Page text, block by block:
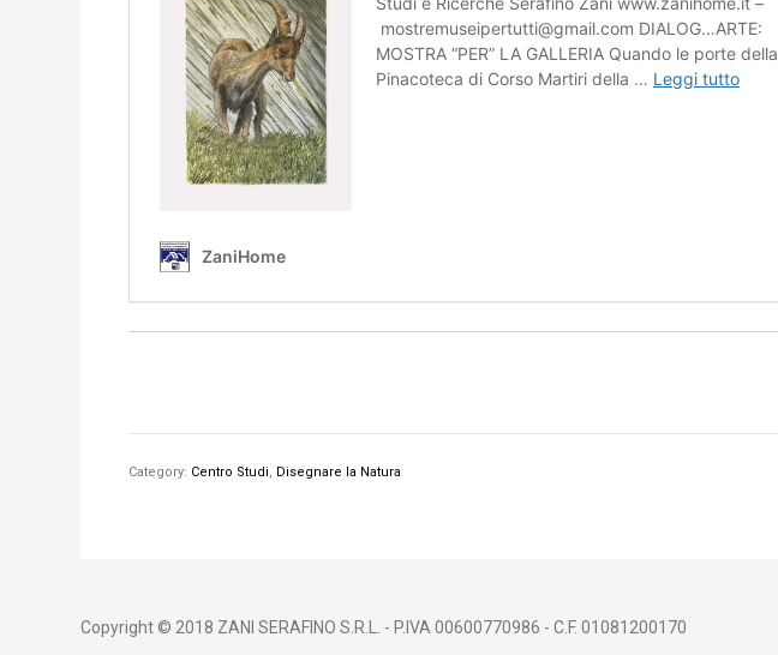
Category: Centro Studi, Disegnare la Natura
Copyright © 2018 ZANI SERAFINO S.R.L. - P.IVA 00600770986 - C.F. 01081200170